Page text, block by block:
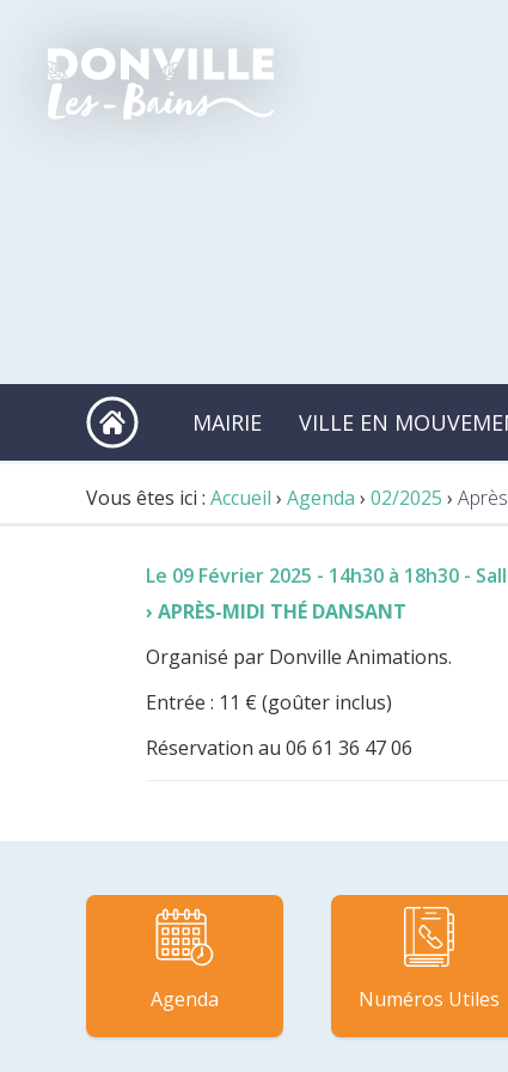
MAIRIE VILLE EN
Vous êtes ici : Accueil › Agenda › 02/2025 ›
Le 09 Février 2025 - 14h30 à 18h30 -
APRÈS-MIDI THÉ DANSANT
Organisé par Donville Animations.
Entrée : 11 € (goûter inclus)
Réservation au 06 61 36 47 06
Agenda Numéros Utiles